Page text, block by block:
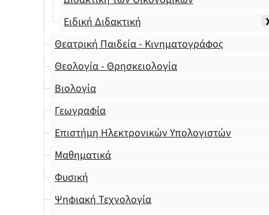
Ειδική Διδακτική
Θεατρική Παιδεία - Κινηματογράφος
Θεολογία - Θρησκειολογία
Βιολογία
Γεωγραφία
Επιστήμη Ηλεκτρονικών Υπολογιστών
Μαθηματικά
Φυσική
Ψηφιακή Τεχνολογία